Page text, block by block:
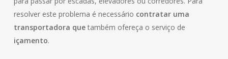
resolver este problema é necessário contratar uma
transportadora quetambém ofereça o serviço de
içamento.